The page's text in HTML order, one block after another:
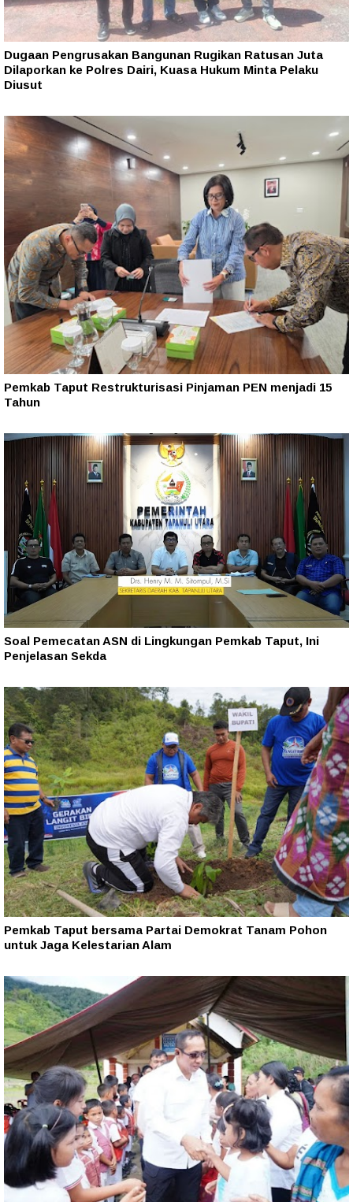
Dugaan Pengrusakan Bangunan Rugikan Ratusan Juta
Dilaporkan ke Polres Dairi, Kuasa Hukum Minta Pelaku
Diusut
Pemkab Taput Restrukturisasi Pinjaman PEN menjadi 15
Tahun‎
Soal Pemecatan ASN di Lingkungan Pemkab Taput, Ini
Penjelasan Sekda
Pemkab Taput bersama Partai Demokrat Tanam Pohon
untuk Jaga Kelestarian Alam